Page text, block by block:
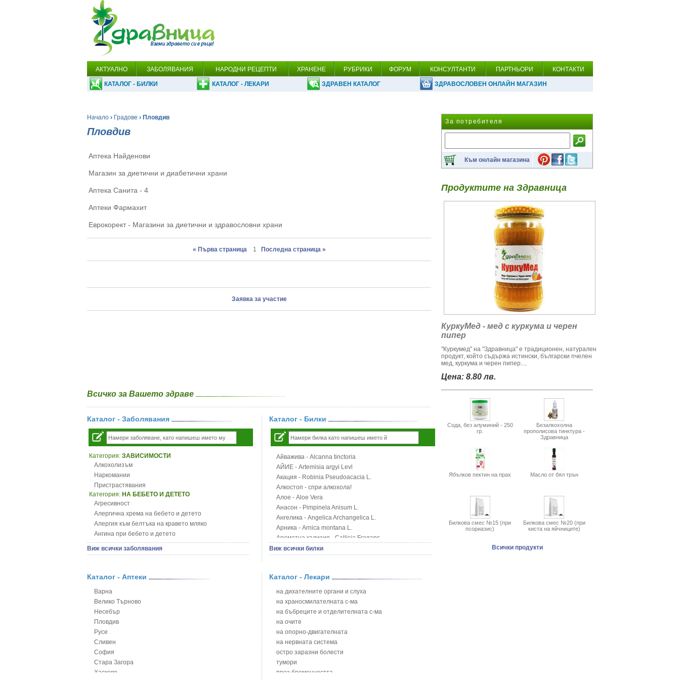
АКТУАЛНО ЗАБОЛЯВАНИЯ НАРОДНИ РЕЦЕПТИ ХРАНЕНЕ РУБРИКИ ФОРУМ КОНСУЛТАНТИ ПАРТНЬОРИ КОНТАКТИ
КАТАЛОГ - БИЛКИ КАТАЛОГ - ЛЕКАРИ ЗДРАВЕН КАТАЛОГ ЗДРАВОСЛОВЕН ОНЛАЙН МАГАЗИН
Начало › Градове › Пловдив
Пловдив
Аптека Найденови
Магазин за диетични и диабетични храни
Аптека Санита - 4
Аптеки Фармахит
Еврокорект - Магазини за диетични и здравословни храни
« Първа страница 1 Последна страница »
Заявка за участие
Всичко за Вашето здраве
Каталог - Заболявания
Категория: ЗАВИСИМОСТИ
Алкохолизъм
Наркомании
Пристрастявания
Категория: НА БЕБЕТО И ДЕТЕТО
Агресивност
Алергична хрема на бебето и детето
Алергия към белтъка на кравето мляко
Ангина при бебето и детето
Анемия при бебето и детето
Апетит - пълни деца
Безапетитие при бебето и детето
Бронхит и пневмония при деца
Варицела
Висока температура на бебето и детето
Възпаление на ушите на бебето и детето
Глисти
Грижа за пъпа на новороденото
Грип при бебето и детето
Гърч
Виж всички заболявания
Каталог - Билки
Айважива - Alcanna tinctoria
АЙИЕ - Artemisia argyi Levl
Акация - Robinia Pseudoacacia L.
Алкостоп - спри алкохола!
Алое - Aloe Vera
Анасон - Pimpinela Anisum L.
Ангелика - Angelica Archangelica L.
Арника - Arnica montana L.
Ароматна кализия - Callisia Fragans
Арония - Sorbus melanocorpa
Блатен аир - Acorus calamus L.
Блатен тъжник - Spirea ulmaria L.
Блян
Бобови шушулки - Phaseolus Vulgaris L.
Божур - Paeonia Decora
Борови връхчета - Pinus sylvestris
Босилек - Ocimum Basillicum
Брей - Tamus Communis
Брош - Rubia tinctorum L.
Бръшлян - Hedera helix L.
Виж всички билки
Каталог - Аптеки
Варна
Велико Търново
Несебър
Пловдив
Русе
Сливен
София
Стара Загора
Хасково
Каталог - Лекари
на дихателните органи и слуха
на храносмилателната с-ма
на бъбреците и отделителната с-ма
на очите
на опорно-двигателната
на нервната система
остро заразни болести
тумори
през бременността
За потребителя
Към онлайн магазина
Продуктите на Здравница
КуркуМед - мед с куркума и черен
пипер
"Куркумед" на "Здравница" е традиционен, натурален
продукт, който съдържа истински, български пчелен
мед, куркума и черен пипер....
Цена: 8.80 лв.
Сода, без алуминий - 250
гр.
Безалкохолна
прополисова тинктура -
Здравница
Ябълков пектин на прах Масло от бял трън
Билкова смес №15 (при
псориазис)
Билкова смес №20 (при
киста на яйчниците)
Всички продукти